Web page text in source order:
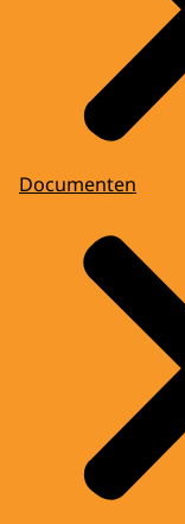
Documenten